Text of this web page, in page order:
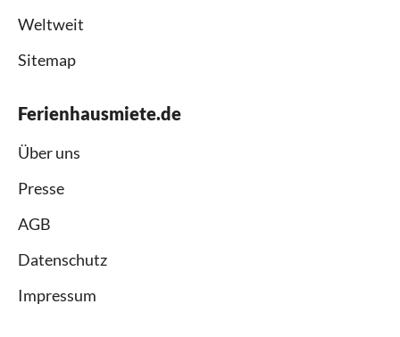
Weltweit
Sitemap
Ferienhausmiete.de
Über uns
Presse
AGB
Datenschutz
Impressum